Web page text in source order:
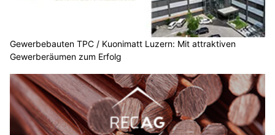
Gewerbebauten TPC / Kuonimatt Luzern: Mit attraktiven
Gewerberäumen zum Erfolg